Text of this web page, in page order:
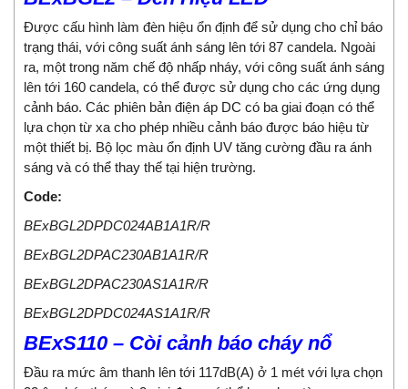
Được cấu hình làm đèn hiệu ổn định để sử dụng cho chỉ báo
trạng thái, với công suất ánh sáng lên tới 87 candela. Ngoài
ra, một trong năm chế độ nhấp nháy, với công suất ánh sáng
lên tới 160 candela, có thể được sử dụng cho các ứng dụng
cảnh báo. Các phiên bản điện áp DC có ba giai đoạn có thể
lựa chọn từ xa cho phép nhiều cảnh báo được báo hiệu từ
một thiết bị. Bộ lọc màu ổn định UV tăng cường đầu ra ánh
sáng và có thể thay thế tại hiện trường.
Code:
BExBGL2DPDC024AB1A1R/R
BExBGL2DPAC230AB1A1R/R
BExBGL2DPAC230AS1A1R/R
BExBGL2DPDC024AS1A1R/R
BExS110 – Còi cảnh báo cháy nổ
Đầu ra mức âm thanh lên tới 117dB(A) ở 1 mét với lựa chọn